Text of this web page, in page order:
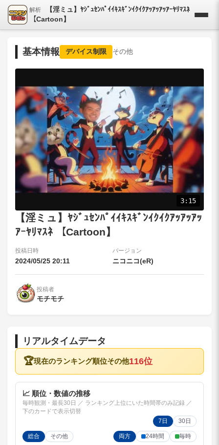
解析
【淫ミュ】ﾔｼﾞｭｾﾝﾊﾟｲｲｷｽｷﾞﾝｲｸｲｸｱｯｱｯｱｯｱｰﾔﾘﾏｽﾈ
【Cartoon】
基本情報 デバイス制限 その他
3:15
【淫ミュ】ﾔｼﾞｭｾﾝﾊﾟｲｲｷｽｷﾞﾝｲｸｲｸｱｯｱｯｱｯ
ｱｰﾔﾘﾏｽﾈ 【Cartoon】
投稿日時
2024/05/25 20:11
バージョン
ニコニコ(eR)
投稿者
モチモチ
リアルタイムデータ
🏆現在のランキング順位その他116位
📈 順位・数値の推移
毎時観測・最長30日 ／ ランキング上位にいた時間帯のみ記録 ／
下のカードで表示切替
7日
30日
総合 その他 両方 24時間 毎時